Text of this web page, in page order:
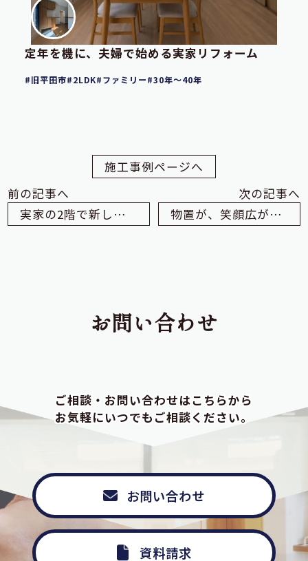
定年を機に、夫婦で始める実家リフォーム
旧平田市 2LDK ファミリー 30年～40年
施工事例ページへ
前の記事へ
実家の2階で新しい生活
次の記事へ
物置が、笑顔広がるLDKに
お問い合わせ
ご相談・お問い合わせはこちらから
お気軽にいつでもご相談ください。
お問い合わせ
資料請求